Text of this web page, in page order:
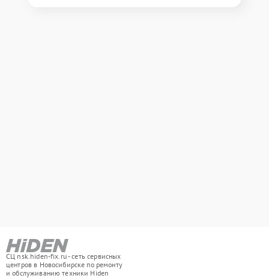
СЦ nsk.hiden-fix.ru - сеть сервисных
центров в Новосибирске по ремонту
и обслуживанию техники Hiden